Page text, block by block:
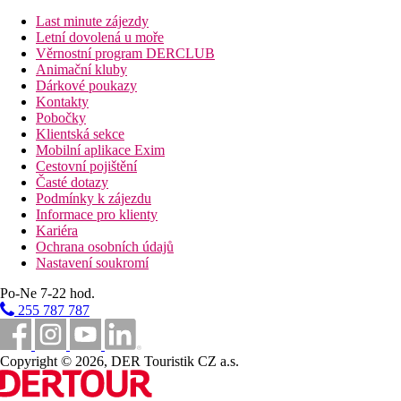
děti do nedovršených 3 let zdarma
služby, nelze nad rámec plného obsazení třílůžkového pokoje),
vlastní postýlka na ověření v CK
Vzdálenosti
1050 km
Praha
980 km
Brno
920 km
Bratislava
Fotogalerie
Last minute zájezdy
Letní dovolená u moře
Věrnostní program DERCLUB
Animační kluby
Dárkové poukazy
Kontakty
Pobočky
Klientská sekce
Mobilní aplikace Exim
Cestovní pojištění
Časté dotazy
Podmínky k zájezdu
Informace pro klienty
Kariéra
Ochrana osobních údajů
Nastavení soukromí
Po-Ne 7-22 hod.
255 787 787
Copyright © 2026, DER Touristik CZ a.s.